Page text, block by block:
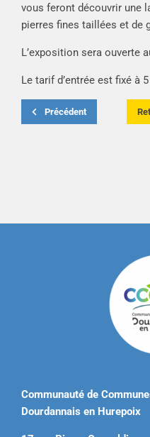
vous feront découvrir une
pierres fines taillées et de
L’exposition sera ouverte
Le tarif d’entrée est fixé à
Précédent
Communauté de
Dourdannais en Hurepoix